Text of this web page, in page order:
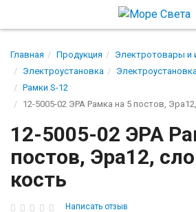
Главная Продукция
Электротовары и
Электроустановка
Рамки S-12
12-5005-02 ЭРА Рамка на 5 постов,
12-5005-02 ЭРА
постов, Эра12,
кость
Написать отзыв